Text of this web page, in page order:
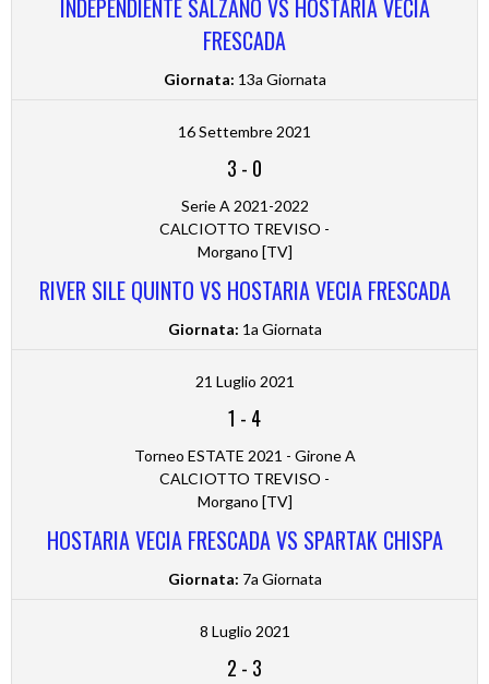
INDEPENDIENTE SALZANO VS HOSTARIA VECIA
FRESCADA
Giornata: 13a Giornata
16 Settembre 2021
3 - 0
Serie A 2021-2022
CALCIOTTO TREVISO -
Morgano [TV]
RIVER SILE QUINTO VS HOSTARIA VECIA FRESCADA
Giornata: 1a Giornata
21 Luglio 2021
1 - 4
Torneo ESTATE 2021 - Girone A
CALCIOTTO TREVISO -
Morgano [TV]
HOSTARIA VECIA FRESCADA VS SPARTAK CHISPA
Giornata: 7a Giornata
8 Luglio 2021
2 - 3